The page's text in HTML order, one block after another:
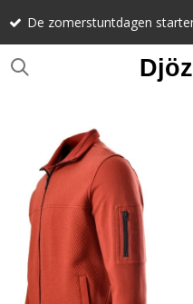
Ga
naar
de
starten op